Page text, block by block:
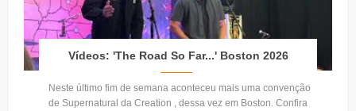
Vídeos: 'The Road So Far...' Boston 2026
Neste último fim de semana aconteceu mais uma convenção
de Supernatural da Creation , dessa vez em Boston. Confira